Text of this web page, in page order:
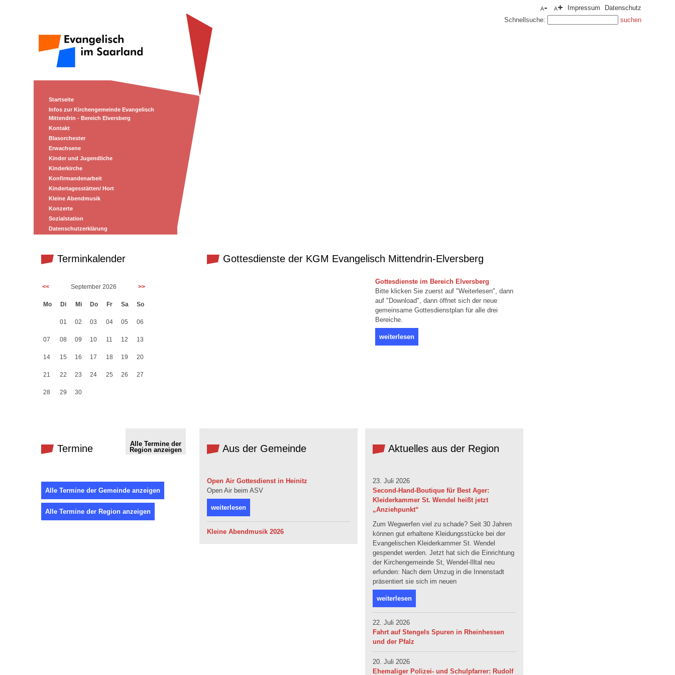
Startseite
Infos zur Kirchengemeinde Evangelisch
Mittendrin - Bereich Elversberg
Kontakt
Blasorchester
Erwachsene
Kinder und Jugendliche
Kinderkirche
Konfirmandenarbeit
Kindertagesstätten/ Hort
Kleine Abendmusik
Konzerte
Sozialstation
Datenschutzerklärung
Impressum
Datenschutz
Schnellsuche:
Terminkalender
<< September 2026 >>
Mo Di Mi Do Fr Sa So
01 02 03 04 05 06
07 08 09 10 11 12 13
14 15 16 17 18 19 20
21 22 23 24 25 26 27
28 29 30
Gottesdienste der KGM Evangelisch Mittendrin-Elversberg
Gottesdienste im Bereich Elversberg
Bitte klicken Sie zuerst auf "Weiterlesen", dann
auf "Download", dann öffnet sich der neue
gemeinsame Gottesdienstplan für alle drei
Bereiche.
weiterlesen
Termine
Alle Termine der
Region anzeigen
Alle Termine der Gemeinde anzeigen
Alle Termine der Region anzeigen
Aus der Gemeinde
Open Air Gottesdienst in Heinitz
Open Air beim ASV
weiterlesen
Kleine Abendmusik 2026
Aktuelles aus der Region
23. Juli 2026
Second-Hand-Boutique für Best Ager:
Kleiderkammer St. Wendel heißt jetzt
„Anziehpunkt“
Zum Wegwerfen viel zu schade? Seit 30 Jahren
können gut erhaltene Kleidungsstücke bei der
Evangelischen Kleiderkammer St. Wendel
gespendet werden. Jetzt hat sich die Einrichtung
der Kirchengemeinde St, Wendel-Illtal neu
erfunden: Nach dem Umzug in die Innenstadt
präsentiert sie sich im neuen
weiterlesen
22. Juli 2026
Fahrt auf Stengels Spuren in Rheinhessen
und der Pfalz
20. Juli 2026
Ehemaliger Polizei- und Schulpfarrer: Rudolf